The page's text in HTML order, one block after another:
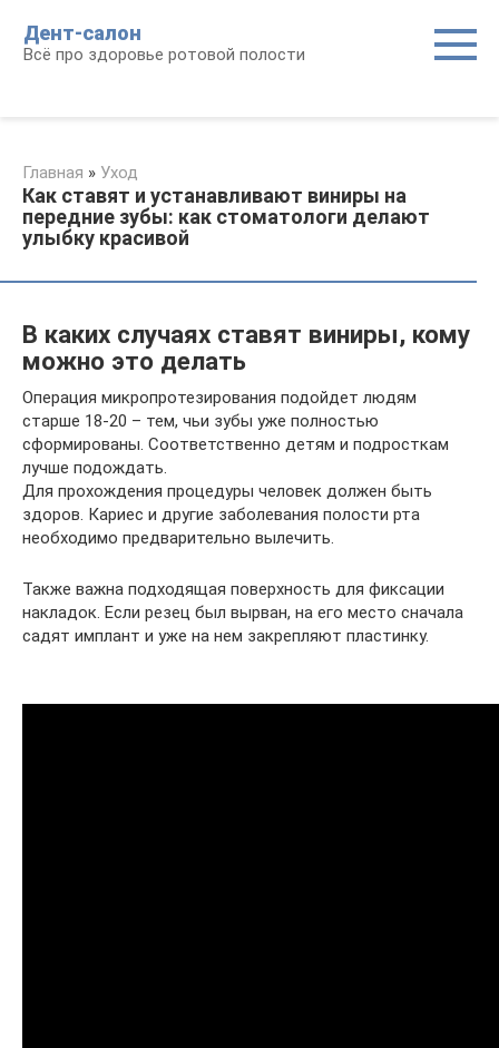
контенту
Дент-салон
Всё про здоровье ротовой полости
Главная » Уход
Как ставят и устанавливают виниры на
передние зубы: как стоматологи делают
улыбку красивой
В каких случаях ставят виниры, кому
можно это делать
Операция микропротезирования подойдет людям
старше 18-20 – тем, чьи зубы уже полностью
сформированы. Соответственно детям и подросткам
лучше подождать.
Для прохождения процедуры человек должен быть
здоров. Кариес и другие заболевания полости рта
необходимо предварительно вылечить.
Также важна подходящая поверхность для фиксации
накладок. Если резец был вырван, на его место сначала
садят имплант и уже на нем закрепляют пластинку.